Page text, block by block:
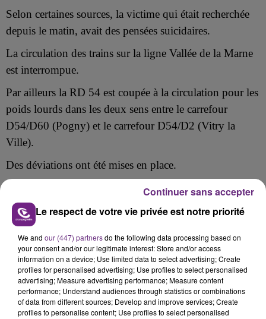
Selon certaines sources, la victime qui était recherchée
depuis le matin, avait des pensées suicidaires.
La circulation des trains sur la ligne Vallée de la Marne
est interrompue.
Par ailleurs la RD 54 est coupée à la circulation pour les
poids lourds dans les deux sens entre le carrefour
D54/D60 (Pogny) et le carrefour D54/D2 (Vitry la
Ville).
Des déviations ont été mises en place.
FIL D'ACTU
Le respect de votre vie privée est notre priorité
We and our (447) partnersdo the following data processing based on
your consent and/or our legitimate interest: Store and/or access
information on a device; Use limited data to select advertising; Create
profiles for personalised advertising; Use profiles to select personalised
advertising; Measure advertising performance; Measure content
performance; Understand audiences through statistics or combinations
of data from different sources; Develop and improve services; Create
profiles to personalise content; Use profiles to select personalised
Continuer sans accepter